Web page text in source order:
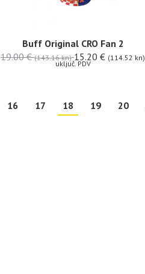
Buff Original CRO Fan 2
19.00€ (143.16 kn) 15.20 € (114.52 kn)
uključ. PDV
16 17 18 19 20